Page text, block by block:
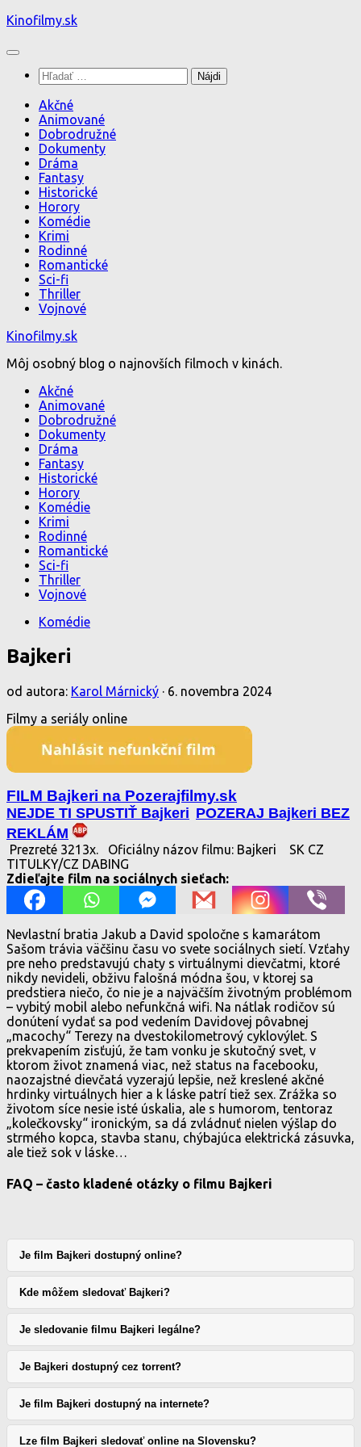
Preskočiť
obsah
Kinofilmy.sk
Hľadať:
Akčné
Animované
Dobrodružné
Dokumenty
Dráma
Fantasy
Historické
Horory
Komédie
Krimi
Rodinné
Romantické
Sci-fi
Thriller
Vojnové
Kinofilmy.sk
Môj osobný blog o najnovších filmoch v kinách.
Akčné
Animované
Dobrodružné
Dokumenty
Dráma
Fantasy
Historické
Horory
Komédie
Krimi
Rodinné
Romantické
Sci-fi
Thriller
Vojnové
Komédie
Bajkeri
od autora: Karol Márnický · 6. novembra 2024
Filmy a seriály online
FILM Bajkeri na Pozerajfilmy.sk
NEJDE TI SPUSTIŤ Bajkeri POZERAJ Bajkeri BEZ
REKLÁM
Prezreté 3213x. Oficiálny názov filmu: Bajkeri
SK CZ
TITULKY/CZ DABING
Zdieľajte film na sociálnych sieťach:
Nevlastní bratia Jakub a David spoločne s kamarátom
Sašom trávia väčšinu času vo svete sociálnych sietí. Vzťahy
pre neho predstavujú chaty s virtuálnymi dievčatmi, ktoré
nikdy nevideli, obživu falošná módna šou, v ktorej sa
predstiera niečo, čo nie je a najväčším životným problémom
– vybitý mobil alebo nefunkčná wifi. Na nátlak rodičov sú
donútení vydať sa pod vedením Davidovej pôvabnej
„macochy“ Terezy na dvestokilometrový cyklovýlet. S
prekvapením zisťujú, že tam vonku je skutočný svet, v
ktorom život znamená viac, než status na facebooku,
naozajstné dievčatá vyzerajú lepšie, než kreslené akčné
hrdinky virtuálnych hier a k láske patrí tiež sex. Zrážka so
životom síce nesie isté úskalia, ale s humorom, tentoraz
„kolečkovsky“ ironickým, sa dá zvládnuť nielen výšlap do
strmého kopca, stavba stanu, chýbajúca elektrická zásuvka,
ale tiež sok v láske…
FAQ – často kladené otázky o filmu Bajkeri
Je film Bajkeri dostupný online?
Kde môžem sledovať Bajkeri?
Je sledovanie filmu Bajkeri legálne?
Je Bajkeri dostupný cez torrent?
Je film Bajkeri dostupný na internete?
Lze film Bajkeri sledovať online na Slovensku?